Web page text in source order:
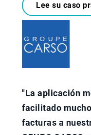
Lee su caso
"La aplicación
facilitado
facturas a